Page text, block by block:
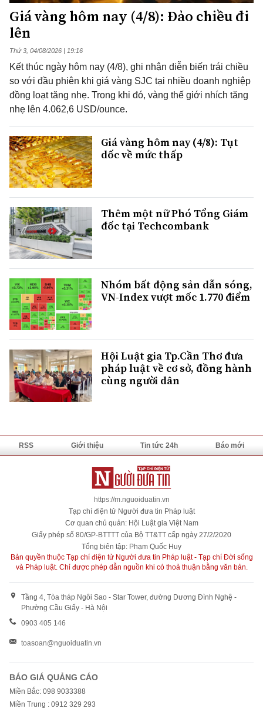
Giá vàng hôm nay (4/8): Đảo chiều đi
lên
Thứ 3, 04/08/2026 | 19:16
Kết thúc ngày hôm nay (4/8), ghi nhận diễn biến trái chiều
so với đầu phiên khi giá vàng SJC tại nhiều doanh nghiệp
đồng loạt tăng nhẹ. Trong khi đó, vàng thế giới nhích tăng
nhẹ lên 4.062,6 USD/ounce.
Giá vàng hôm nay (4/8): Tụt
dốc về mức thấp
Thêm một nữ Phó Tổng Giám
đốc tại Techcombank
Nhóm bất động sản dẫn sóng,
VN-Index vượt mốc 1.770 điểm
Hội Luật gia Tp.Cần Thơ đưa
pháp luật về cơ sở, đồng hành
cùng người dân
RSS Giới thiệu Tin tức 24h Báo mới
https://m.nguoiduatin.vn
Tạp chí điện tử Người đưa tin Pháp luật
Cơ quan chủ quản: Hội Luật gia Việt Nam
Giấy phép số 80/GP-BTTTT của Bộ TT&TT cấp ngày 27/2/2020
Tổng biên tập: Phạm Quốc Huy
Bản quyền thuộc Tạp chí điện tử Người đưa tin Pháp luật - Tạp chí Đời sống
và Pháp luật. Chỉ được phép dẫn nguồn khi có thoả thuận bằng văn bản.
Tầng 4, Tòa tháp Ngôi Sao - Star Tower, đường Dương Đình Nghệ -
Phường Cầu Giấy - Hà Nội
0903 405 146
toasoan@nguoiduatin.vn
BÁO GIÁ QUẢNG CÁO
Miền Bắc: 098 9033388
Miền Trung : 0912 329 293